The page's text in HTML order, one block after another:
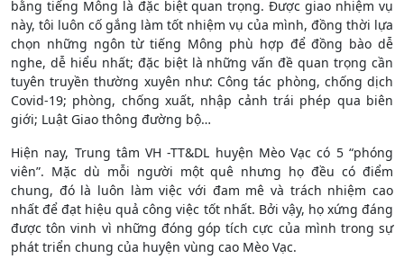
bằng tiếng Mông là đặc biệt quan trọng. Được giao nhiệm vụ
này, tôi luôn cố gắng làm tốt nhiệm vụ của mình, đồng thời lựa
chọn những ngôn từ tiếng Mông phù hợp để đồng bào dễ
nghe, dễ hiểu nhất; đặc biệt là những vấn đề quan trọng cần
tuyên truyền thường xuyên như: Công tác phòng, chống dịch
Covid-19; phòng, chống xuất, nhập cảnh trái phép qua biên
giới; Luật Giao thông đường bộ…
Hiện nay, Trung tâm VH -TT&DL huyện Mèo Vạc có 5 “phóng
viên”. Mặc dù mỗi người một quê nhưng họ đều có điểm
chung, đó là luôn làm việc với đam mê và trách nhiệm cao
nhất để đạt hiệu quả công việc tốt nhất. Bởi vậy, họ xứng đáng
được tôn vinh vì những đóng góp tích cực của mình trong sự
phát triển chung của huyện vùng cao Mèo Vạc.